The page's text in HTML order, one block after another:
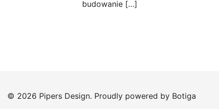
budowanie […]
© 2026 Pipers Design. Proudly powered by Botiga